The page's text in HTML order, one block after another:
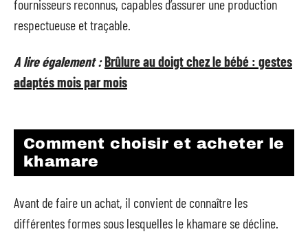
fournisseurs reconnus, capables d’assurer une production
respectueuse et traçable.
A lire également :Brûlure au doigt chez le bébé : gestes
adaptés mois par mois
Comment choisir et acheter le
khamare
Avant de faire un achat, il convient de connaître les
différentes formes sous lesquelles le khamare se décline.